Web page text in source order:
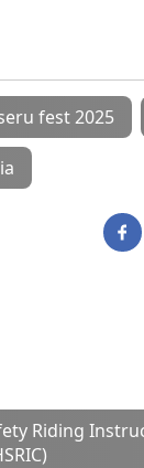
fest 2025
Riding